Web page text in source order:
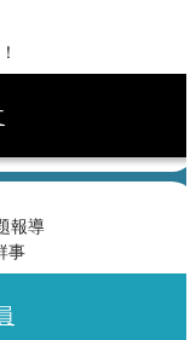
報導
事